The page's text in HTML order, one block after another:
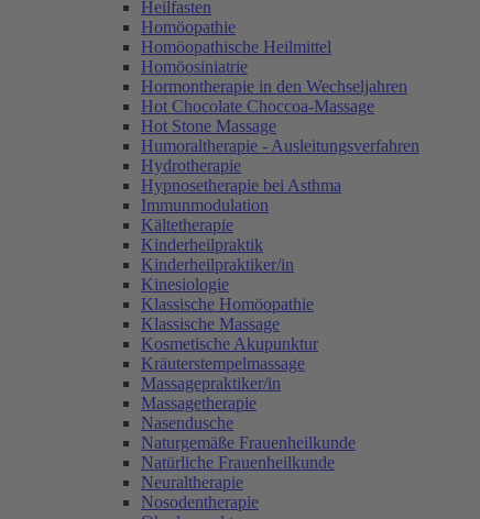
Heilfasten
Homöopathie
Homöopathische Heilmittel
Homöosiniatrie
Hormontherapie in den Wechseljahren
Hot Chocolate Choccoa-Massage
Hot Stone Massage
Humoraltherapie - Ausleitungsverfahren
Hydrotherapie
Hypnosetherapie bei Asthma
Immunmodulation
Kältetherapie
Kinderheilpraktik
Kinderheilpraktiker/in
Kinesiologie
Klassische Homöopathie
Klassische Massage
Kosmetische Akupunktur
Kräuterstempelmassage
Massagepraktiker/in
Massagetherapie
Nasendusche
Naturgemäße Frauenheilkunde
Natürliche Frauenheilkunde
Neuraltherapie
Nosodentherapie